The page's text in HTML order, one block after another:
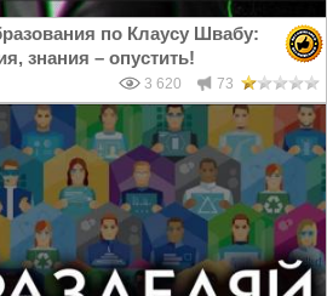
по Клаусу Швабу:
знания – опустить!
3 620 73